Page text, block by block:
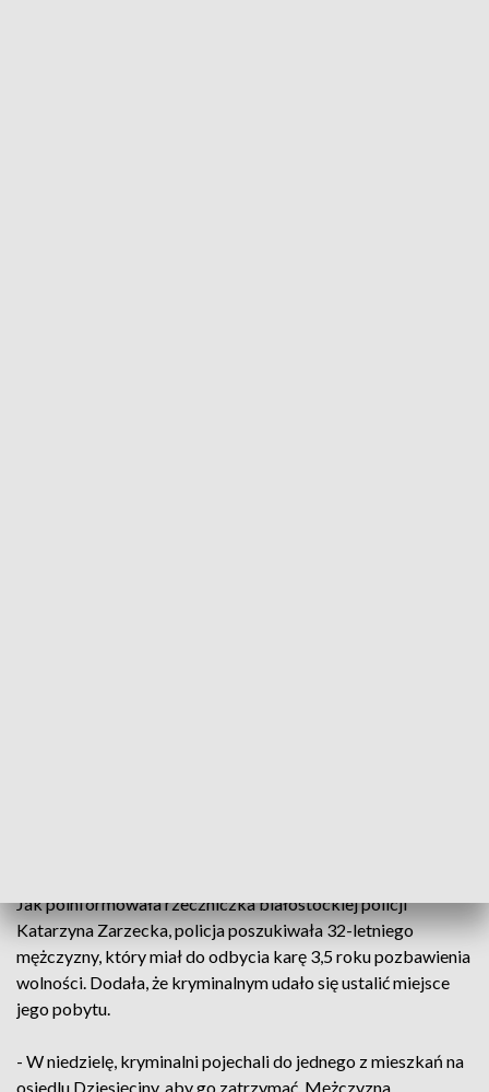
Jak poinformowała rzeczniczka białostockiej policji
Katarzyna Zarzecka, policja poszukiwała 32-letniego
mężczyzny, który miał do odbycia karę 3,5 roku pozbawienia
wolności. Dodała, że kryminalnym udało się ustalić miejsce
jego pobytu.
- W niedzielę, kryminalni pojechali do jednego z mieszkań na
osiedlu Dziesięciny, aby go zatrzymać. Mężczyzna